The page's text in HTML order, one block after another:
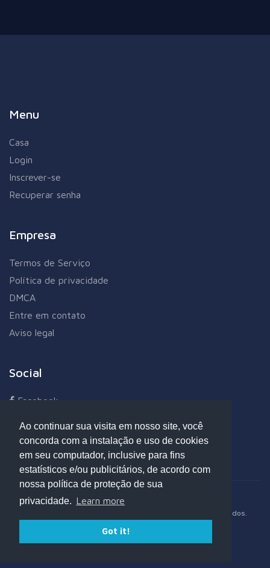
Ao continuar sua visita em nosso site, você
concorda com a instalação e uso de cookies
em seu computador, inclusive para fins
estatísticos e/ou publicitários, de acordo com
nossa política de proteção de sua
privacidade. Learn more
Got it!
Menu
Casa
Login
Inscrever-se
Recuperar senha
Empresa
Termos de Serviço
Política de privacidade
DMCA
Entre em contato
Aviso legal
Social
Facebook
Linkedin
Google+
Copyright © 2017 - 2025 Opdeb.com - Todos os direitos reservados.
Opções de pagamento